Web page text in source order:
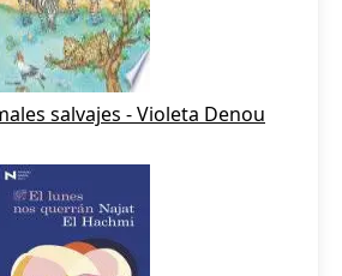
salvajes - Violeta Denou